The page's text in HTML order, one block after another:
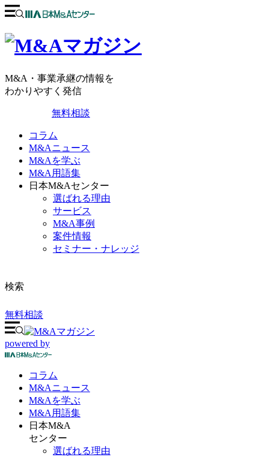
M&A・事業承継の情報を
わかりやすく発信
無料相談
コラム
M&Aニュース
M&Aを学ぶ
M&A用語集
日本M&Aセンター
選ばれる理由
サービス
M&A事例
案件情報
セミナー・ナレッジ
検索
無料相談
powered by
コラム
M&Aニュース
M&Aを学ぶ
M&A 用語集
日本M&A
センター
選ばれる理由